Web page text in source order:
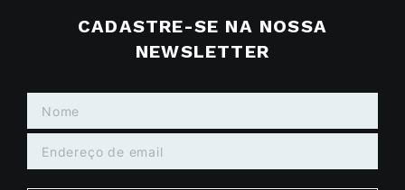
CADASTRE-SE NA NOSSA
NEWSLETTER